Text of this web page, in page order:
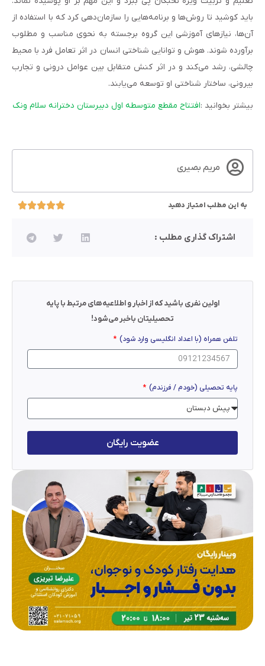
باید کوشید تا روش‌ها و برنامه‌هایى را سازمان‌دهى کرد که با استفاده از
آن‌ها، نیازهاى آموزشى این گروه برجسته به نحوى مناسب و مطلوب
برآورده شوند. هوش و توانایى شناختى انسان در اثر تعامل فرد با محیط
چالشى، رشد مى‌کند و در اثر کنش متقابل بین عوامل درونى و تجارب
بیرونى، ساختار شناختى او توسعه مى‌یابند.
بیشتر بخوانید :افتتاح مقطع متوسطه اول دبیرستان دخترانه سلام ونک
مریم بصیری
به این مطلب امتیاز دهید
اشتراک گذاری مطلب :
اولین نفری باشید که از اخبار و اطلاعیه‌های مرتبط با پایه
تحصیلیتان باخبر می‌شود!
تلفن همراه (با اعداد انگلیسی وارد شود)
پایه تحصیلی (خودم / فرزندم)
عضویت رایگان